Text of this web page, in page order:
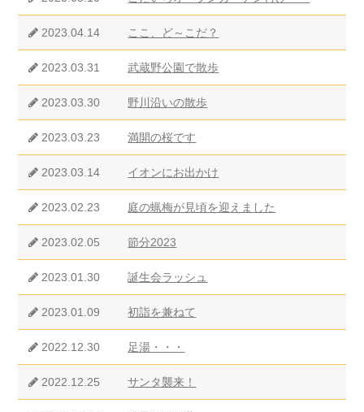
2023.04.14 ここ、ど～こだ？
2023.03.31 武蔵野公園で散歩
2023.03.30 野川沿いの散歩
2023.03.23 満開の桜です
2023.03.14 イオンにお出かけ
2023.02.23 庭の蝋梅が見頃を迎えました
2023.02.05 節分2023
2023.01.30 誕生会ラッシュ
2023.01.09 初詣を兼ねて
2022.12.30 足湯・・・
2022.12.25 サンタ襲来！